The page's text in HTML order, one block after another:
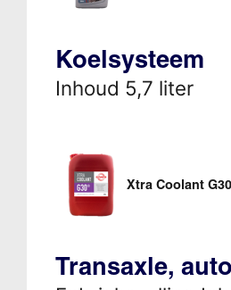
Koelsysteem
Inhoud 5,7 liter
Xtra Coolant
Transaxle,